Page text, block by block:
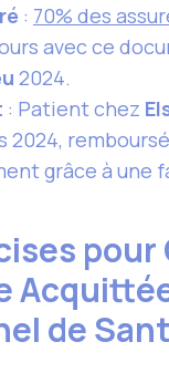
: 70% des
avec ce
2024.
: Patient chez
2024,
grâce à une
de